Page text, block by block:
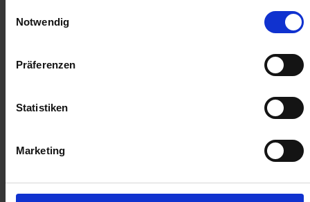
Notwendig
Präferenzen
Statistiken
Marketing
QTY_CONTROL_DECREASE
Herstellerinformationen (GPSR)
42048 Rubiera - Reggio nell Emilia - ITALY